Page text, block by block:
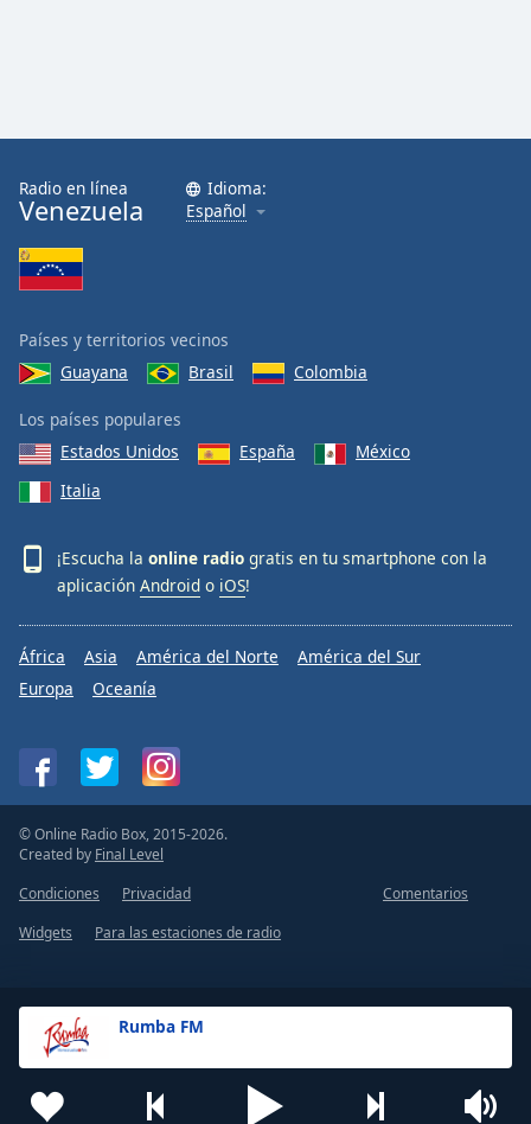
Rumba FM
Radio en línea
Venezuela
Idioma:
Español
Países y territorios vecinos
Guayana
Brasil Colombia
Los países populares
Estados Unidos
España
México
Italia
¡Escucha la online radio gratis en tu smartphone con la
aplicación Android o iOS!
África Asia América del Norte
América del Sur
Europa
Oceanía
© Online Radio Box, 2015-2026.
Created by Final Level
Condiciones
Privacidad
Comentarios
Widgets
Para las estaciones de radio